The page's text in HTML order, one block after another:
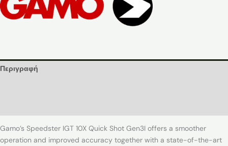
Περιγραφή
Gamo’s Speedster IGT 10X Quick Shot Gen3I offers a smoother
operation and improved accuracy together with a state-of-the-art